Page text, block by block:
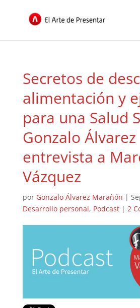
Secretos de
alimentación y
para una Salud
Gonzalo Álvarez
entrevista a
Vázquez
por Gonzalo Álvarez Marañón |
Desarrollo personal, Podcast| 2